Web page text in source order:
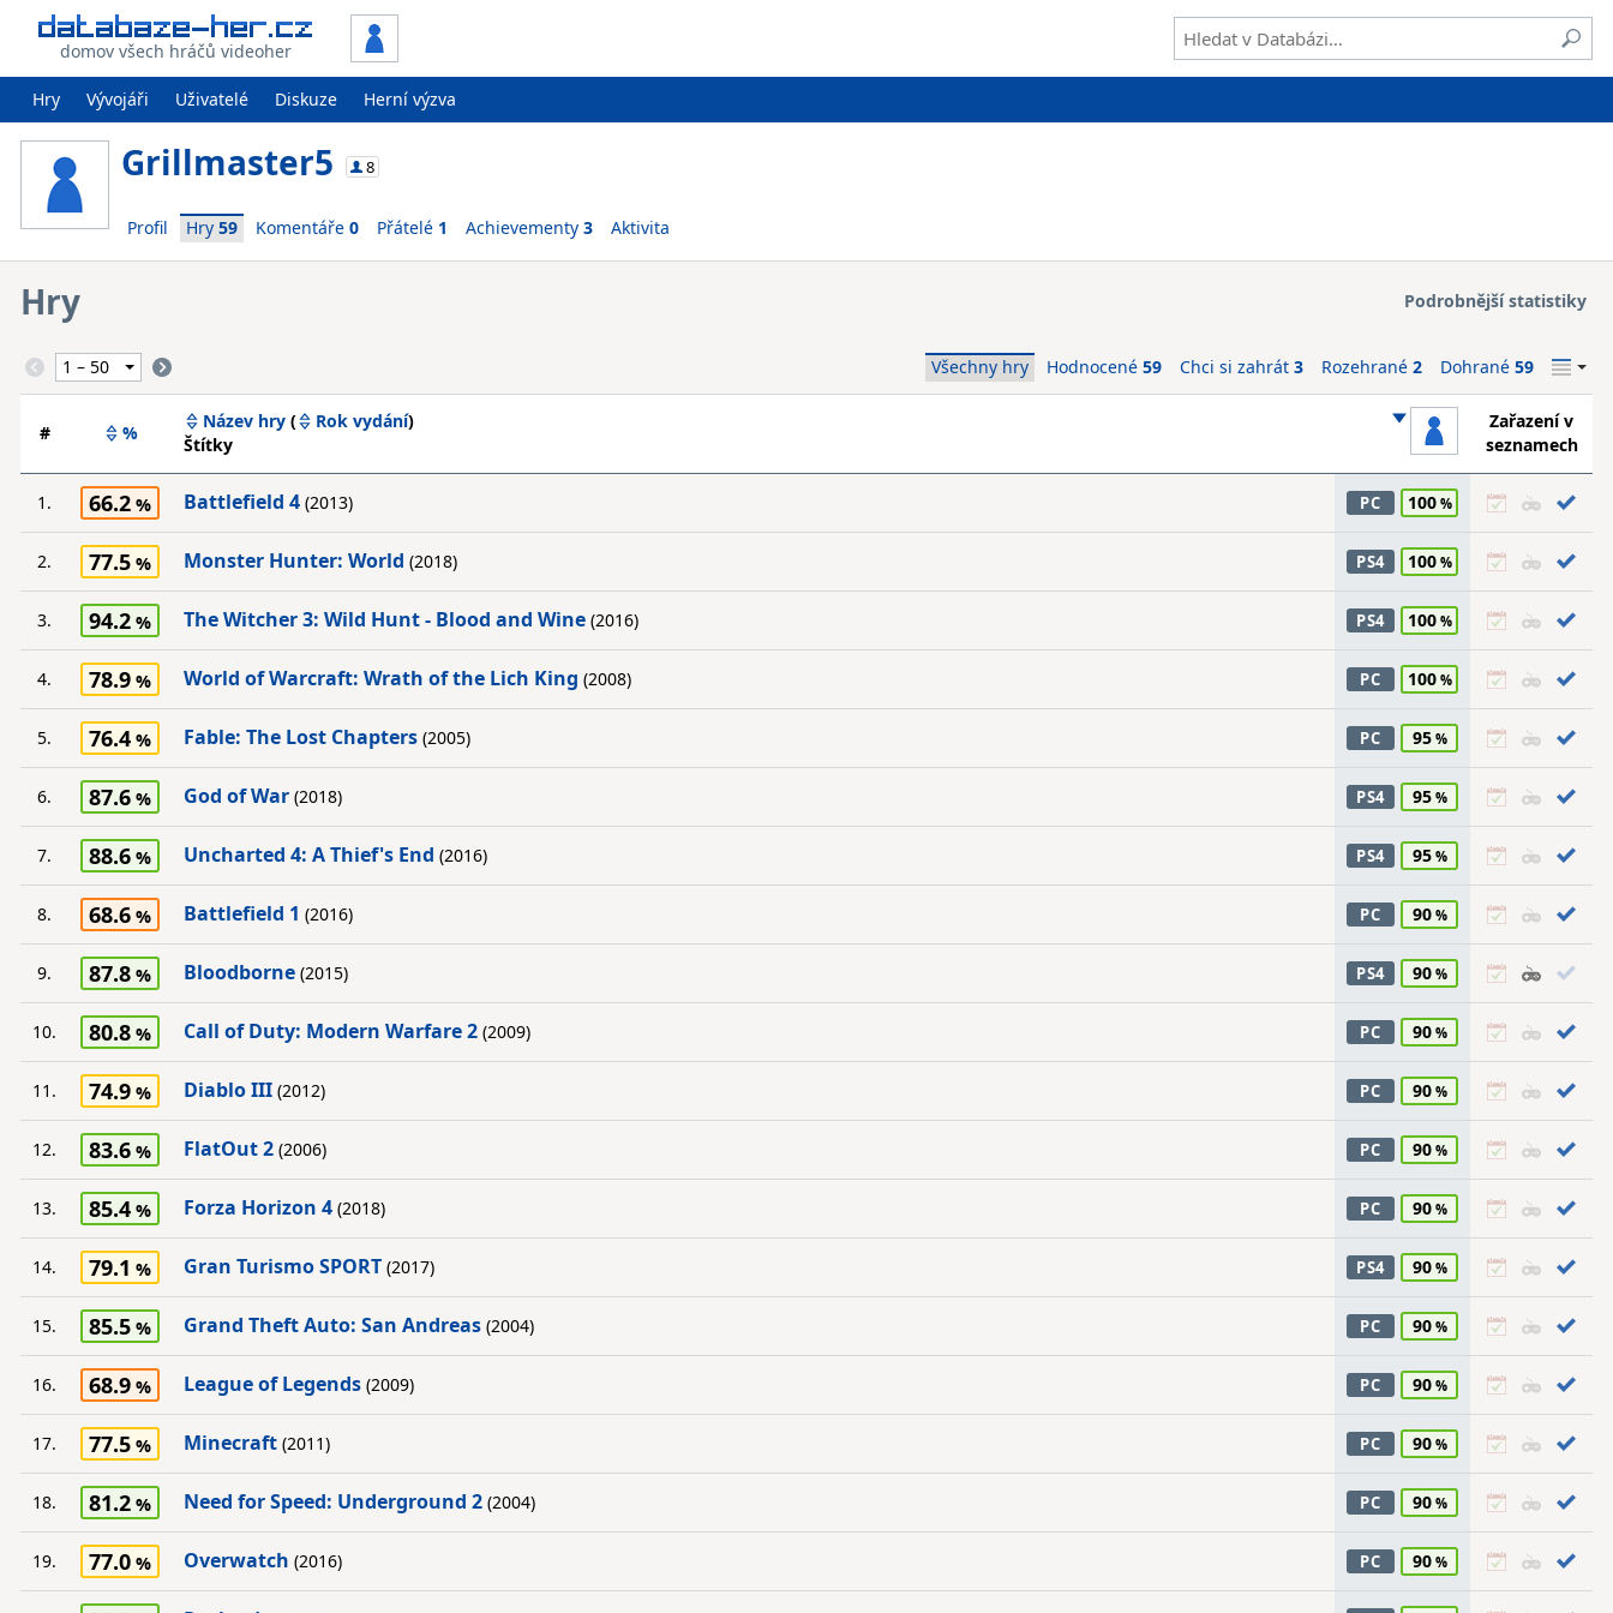
domov všech hráčů videoher
Hry Vývojáři Uživatelé Diskuze Herní výzva
Grillmaster5 8
Profil Hry 59 Komentáře 0 Přátelé 1 Achievementy 3 Aktivita
Hry Podrobnější statistiky
Všechny hry Hodnocené 59 Chci si zahrát 3 Rozehrané 2 Dohrané 59
# %
Název hry ( Rok vydání)
Štítky
Zařazení v
seznamech
1. 66.2 Battlefield 4 (2013) PC 100
2. 77.5 Monster Hunter: World (2018) PS4 100
3. 94.2 The Witcher 3: Wild Hunt - Blood and Wine (2016) PS4 100
4. 78.9 World of Warcraft: Wrath of the Lich King (2008) PC 100
5. 76.4 Fable: The Lost Chapters (2005) PC 95
6. 87.6 God of War (2018) PS4 95
7. 88.6 Uncharted 4: A Thief's End (2016) PS4 95
8. 68.6 Battlefield 1 (2016) PC 90
9. 87.8 Bloodborne (2015) PS4 90
10. 80.8 Call of Duty: Modern Warfare 2 (2009) PC 90
11. 74.9 Diablo III (2012) PC 90
12. 83.6 FlatOut 2 (2006) PC 90
13. 85.4 Forza Horizon 4 (2018) PC 90
14. 79.1 Gran Turismo SPORT (2017) PS4 90
15. 85.5 Grand Theft Auto: San Andreas (2004) PC 90
16. 68.9 League of Legends (2009) PC 90
17. 77.5 Minecraft (2011) PC 90
18. 81.2 Need for Speed: Underground 2 (2004) PC 90
19. 77.0 Overwatch (2016) PC 90